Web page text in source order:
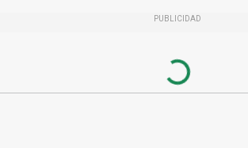
PUBLICIDAD
Loading...